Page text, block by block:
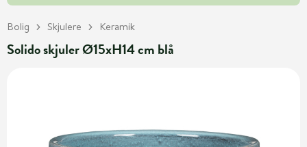
Bolig Skjulere Keramik
Solido skjuler Ø15xH14 cm blå